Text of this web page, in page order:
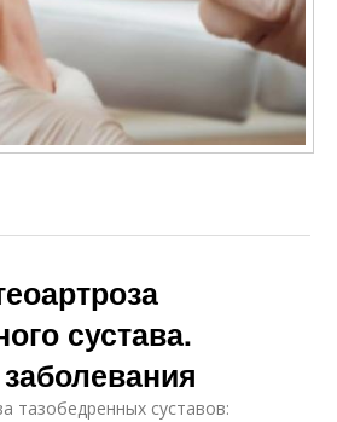
сустава.
тазобедренных суставов: